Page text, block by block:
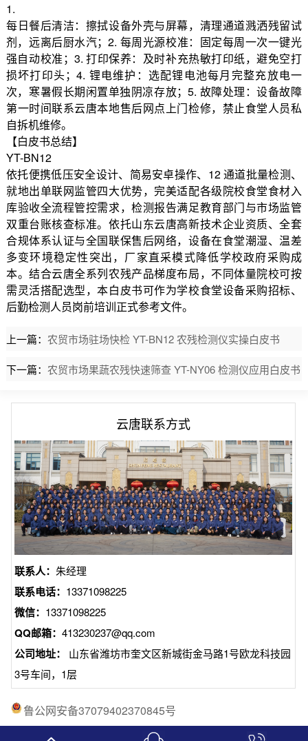
1.
每日餐后清洁：擦拭设备外壳与屏幕，清理通道溅洒残留试
剂，远离后厨水汽；2. 每周光源校准：固定每周一次一键光
强自动校准；3. 打印保养：及时补充热敏打印纸，避免空打
损坏打印头；4. 锂电维护：选配锂电池每月完整充放电一
次，寒暑假长期闲置单独阴凉存放；5. 故障处理：设备故障
第一时间联系云唐本地售后网点上门检修，禁止食堂人员私
自拆机维修。
【白皮书总结】
YT-BN12
依托便携低压安全设计、简易安卓操作、12 通道批量检测、
就地出单联网监管四大优势，完美适配各级院校食堂食材入
库验收全流程管控需求，检测报告满足教育部门与市场监管
双重台账核查标准。依托山东云唐高新技术企业资质、全套
合规体系认证与全国联保售后网络，设备在食堂潮湿、温差
多变环境稳定性突出，厂家直采模式降低学校政府采购成
本。结合云唐全系列农残产品梯度布局，不同体量院校可按
需灵活搭配选型，本白皮书可作为学校食堂设备采购招标、
后勤检测人员岗前培训正式参考文件。
上一篇： 农贸市场驻场快检 YT-BN12 农残检测仪实操白皮书
下一篇： 农贸市场果蔬农残快速筛查 YT-NY06 检测仪应用白皮书
云唐联系方式
联系人：朱经理
联系电话： 13371098225
微信： 13371098225
QQ邮箱：413230237@qq.com
公司地址：
山东省潍坊市奎文区新城街金马路1号欧龙科技园
3号车间，1层
鲁公网安备37079402370845号